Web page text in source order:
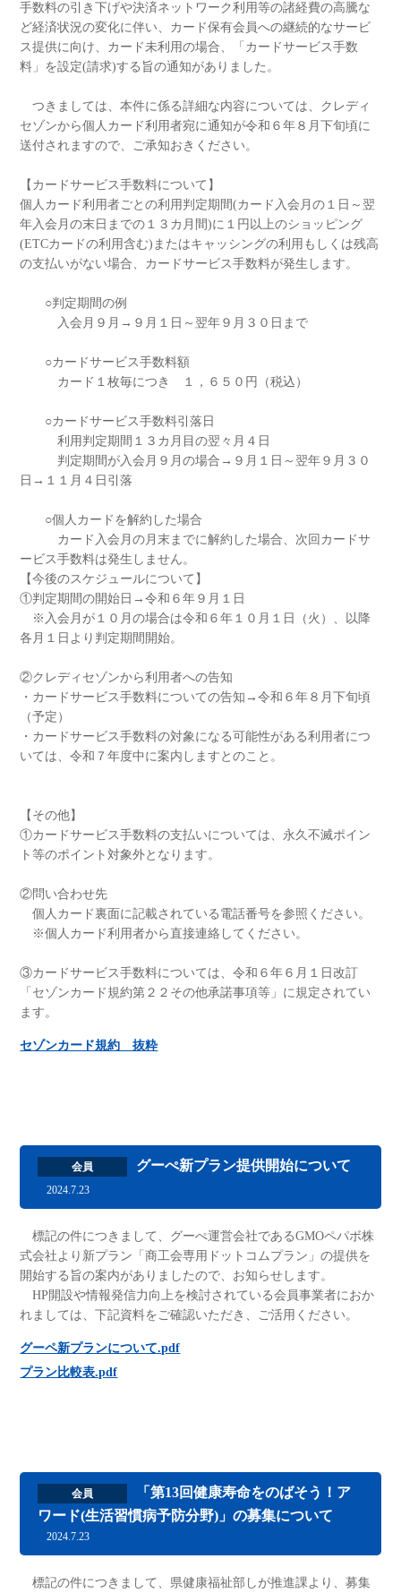
手数料の引き下げや決済ネットワーク利用等の諸経費の高騰な
ど経済状況の変化に伴い、カード保有会員への継続的なサービ
ス提供に向け、カード未利用の場合、「カードサービス手数
料」を設定(請求)する旨の通知がありました。
つきましては、本件に係る詳細な内容については、クレディ
セゾンから個人カード利用者宛に通知が令和６年８月下旬頃に
送付されますので、ご承知おきください。
【カードサービス手数料について】
個人カード利用者ごとの利用判定期間(カード入会月の１日～翌
年入会月の末日までの１３カ月間)に１円以上のショッピング
(ETCカードの利用含む)またはキャッシングの利用もしくは残高
の支払いがない場合、カードサービス手数料が発生します。
○判定期間の例
入会月９月→９月１日～翌年９月３０日まで
○カードサービス手数料額
カード１枚毎につき １，６５０円（税込）
○カードサービス手数料引落日
利用判定期間１３カ月目の翌々月４日
判定期間が入会月９月の場合→９月１日～翌年９月３０
日→１１月４日引落
○個人カードを解約した場合
カード入会月の月末までに解約した場合、次回カードサ
ービス手数料は発生しません。
【今後のスケジュールについて】
①判定期間の開始日→令和６年９月１日
※入会月が１０月の場合は令和６年１０月１日（火）、以降
各月１日より判定期間開始。
②クレディセゾンから利用者への告知
・カードサービス手数料についての告知→令和６年８月下旬頃
（予定）
・カードサービス手数料の対象になる可能性がある利用者につ
いては、令和７年度中に案内しますとのこと。
【その他】
①カードサービス手数料の支払いについては、永久不滅ポイン
ト等のポイント対象外となります。
②問い合わせ先
個人カード裏面に記載されている電話番号を参照ください。
※個人カード利用者から直接連絡してください。
③カードサービス手数料については、令和６年６月１日改訂
「セゾンカード規約第２２その他承諾事項等」に規定されてい
ます。
セゾンカード規約 抜粋
会員 グーぺ新プラン提供開始について
2024.7.23
標記の件につきまして、グーぺ運営会社であるGMOペパボ株
式会社より新プラン「商工会専用ドットコムプラン」の提供を
開始する旨の案内がありましたので、お知らせします。
HP開設や情報発信力向上を検討されている会員事業者におか
れましては、下記資料をご確認いただき、ご活用ください。
グーペ新プランについて.pdf
プラン比較表.pdf
会員
「第13回健康寿命をのばそう！ア
ワード(生活習慣病予防分野)」の募集について
2024.7.23
標記の件につきまして、県健康福祉部しが推進課より、募集